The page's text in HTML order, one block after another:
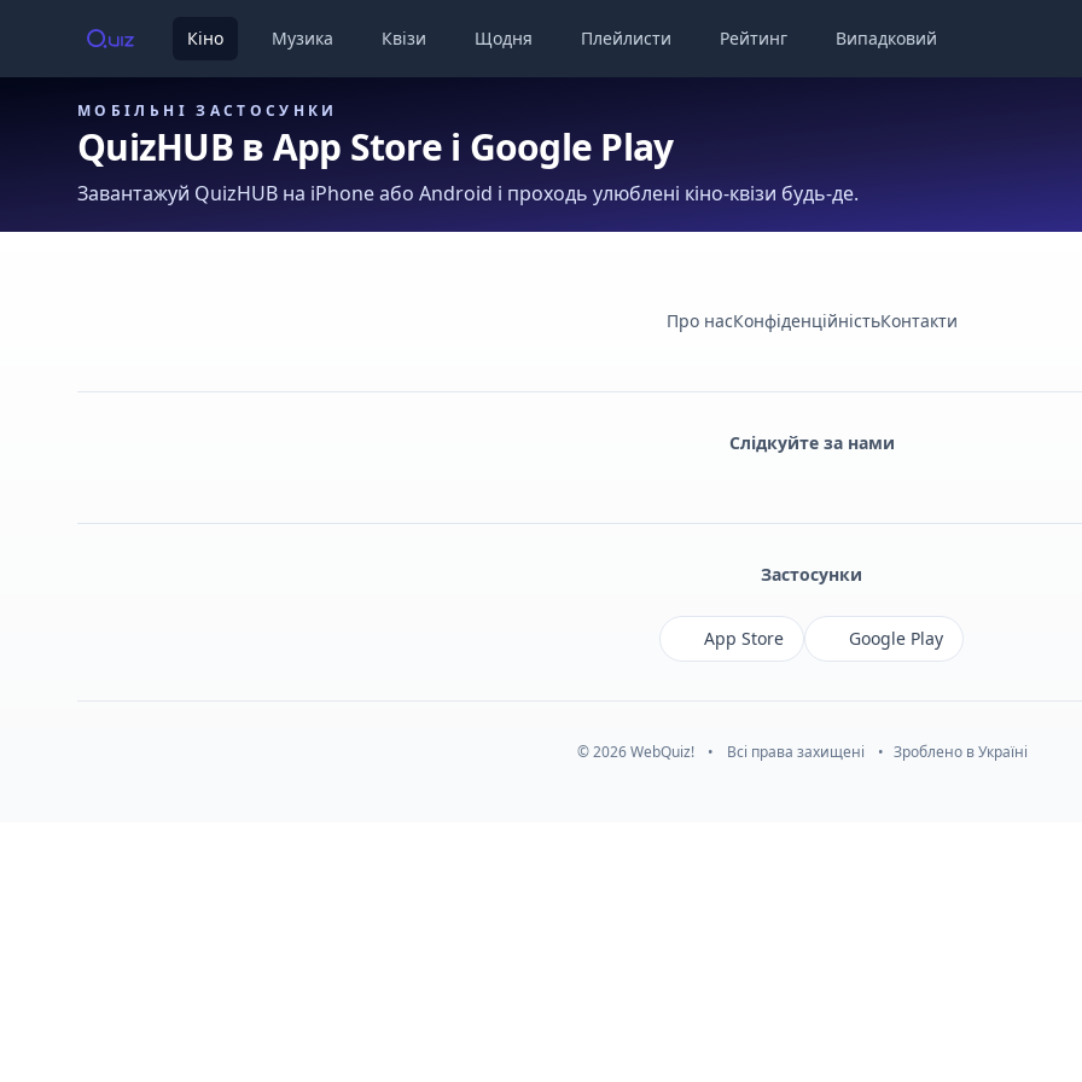
Кіно Музика Квізи Щодня Плейлисти Рейтинг Випадковий
МОБІЛЬНІ ЗАСТОСУНКИ
QuizHUB в App Store і Google Play
Завантажуй QuizHUB на iPhone або Android і проходь улюблені кіно-квізи будь-де.
Про насКонфіденційністьКонтакти
Слідкуйте за нами
Застосунки
App Store Google Play
© 2026 WebQuiz! • Всі права захищені • Зроблено в Україні